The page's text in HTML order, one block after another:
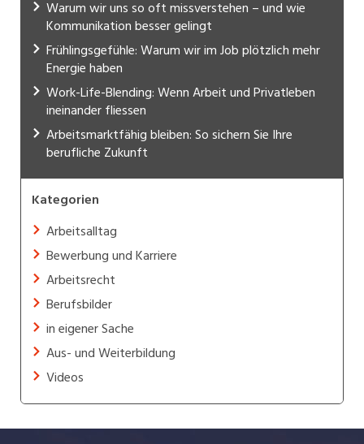
Warum wir uns so oft missverstehen – und wie
Kommunikation besser gelingt
Frühlingsgefühle: Warum wir im Job plötzlich mehr
Energie haben
Work-Life-Blending: Wenn Arbeit und Privatleben
ineinander fliessen
Arbeitsmarktfähig bleiben: So sichern Sie Ihre
berufliche Zukunft
Kategorien
Arbeitsalltag
Bewerbung und Karriere
Arbeitsrecht
Berufsbilder
in eigener Sache
Aus- und Weiterbildung
Videos